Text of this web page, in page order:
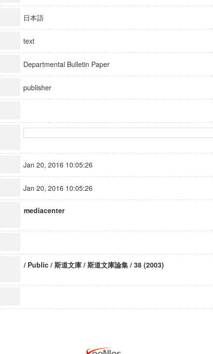
日本語
text
Departmental Bulletin Paper
publisher
Jan 20, 2016 10:05:26
Jan 20, 2016 10:05:26
mediacenter
/ Public / 斯道文庫 / 斯道文庫論集 / 38 (2003)